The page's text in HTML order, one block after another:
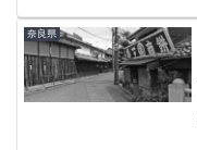
奈良県